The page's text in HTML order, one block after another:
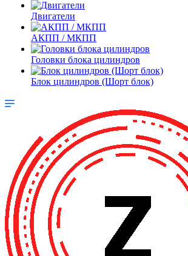
Двигатели
АКПП / МКПП
Головки блока цилиндров
Блок цилиндров (Шорт блок)